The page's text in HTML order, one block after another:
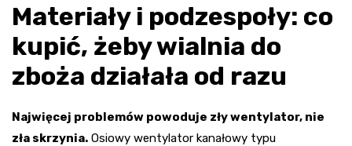
Materiały i podzespoły: co
kupić, żeby wialnia do
zboża działała od razu
Najwięcej problemów powoduje zły wentylator, nie
zła skrzynia. Osiowy wentylator kanałowy typu